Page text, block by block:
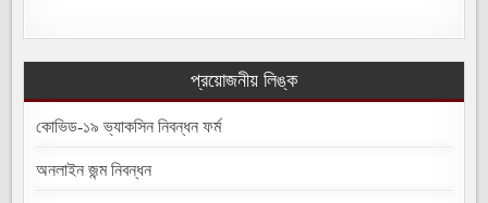
প্রয়োজনীয় লিঙ্ক
কোভিড-১৯ ভ্যাকসিন নিবন্ধন ফর্ম
অনলাইন জন্ম নিবন্ধন